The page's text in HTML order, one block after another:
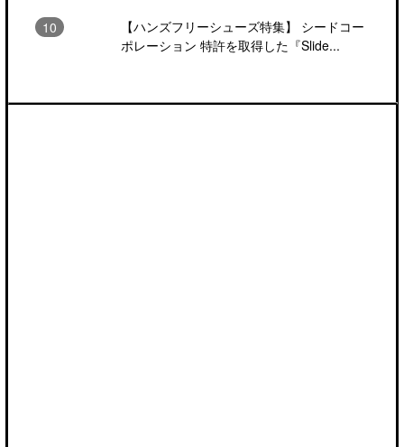
【ハンズフリーシューズ特集】 シードコー
ポレーション 特許を取得した『Slide...